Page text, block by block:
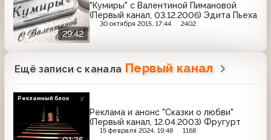
29:42
"Кумиры" с Валентиной Пимановой
(Первый канал, 03.12.2006) Эдита Пьеха
30 октября 2015, 17:44 2402
Ещё записи с канала Первый канал
Реклама и анонс "Сказки о любви"
(Первый канал, 12.04.2003) Фругурт
15 февраля 2024, 19:48 1168
Рекламный блок